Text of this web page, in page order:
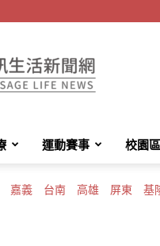
運動賽事 校園區
嘉義 台南 高雄 屏東 基